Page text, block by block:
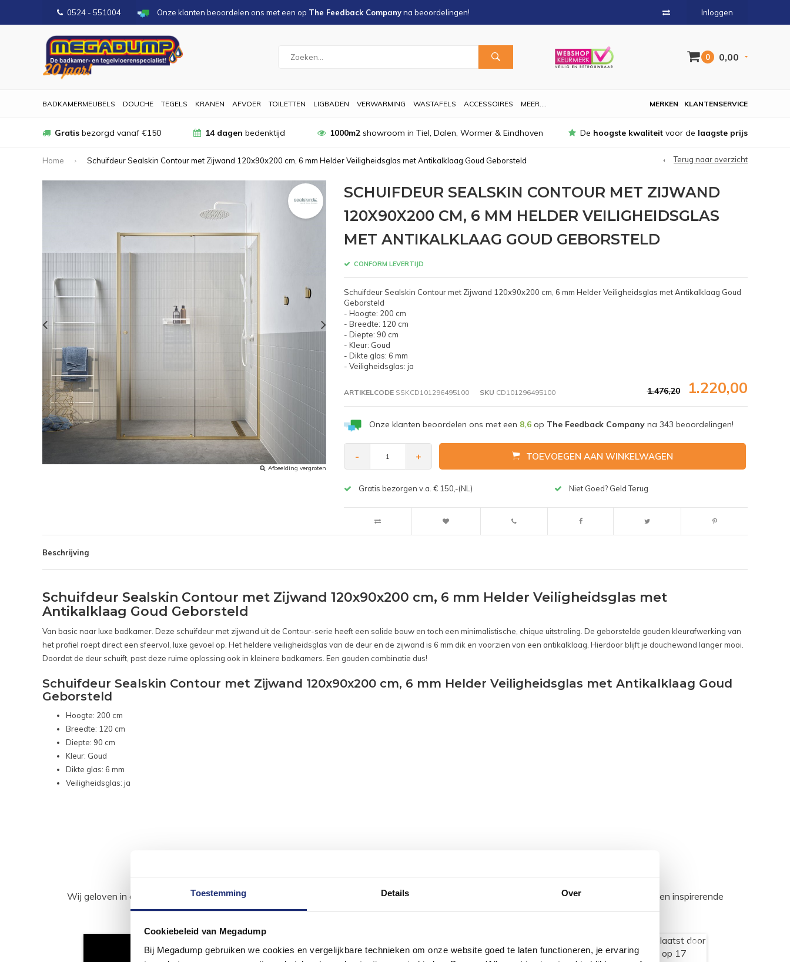
Toestemming Details Over
Cookiebeleid van Megadump
Bij Megadump gebruiken we cookies en vergelijkbare technieken om onze website goed te laten functioneren, je ervaring
0524 - 551004 Onze klanten beoordelen ons met een op The Feedback Companyna beoordelingen! Inloggen
0 0,00
BADKAMERMEUBELS DOUCHE TEGELS KRANEN AFVOER TOILETTEN LIGBADEN VERWARMING WASTAFELS ACCESSOIRES MEER.... KLANTENSERVICE
MERKEN
Gratis bezorgd vanaf €150 14 dagen bedenktijd 1000m2showroom in Tiel, Dalen, Wormer & Eindhoven De hoogste kwaliteit voor de laagste prijs
Home Schuifdeur Sealskin Contour met Zijwand 120x90x200 cm, 6 mm Helder Veiligheidsglas met Antikalklaag Goud Geborsteld Terug naar overzicht
Afbeelding vergroten
SCHUIFDEUR SEALSKIN CONTOUR MET ZIJWAND
120X90X200 CM, 6 MM HELDER VEILIGHEIDSGLAS
MET ANTIKALKLAAG GOUD GEBORSTELD
CONFORM LEVERTIJD
Schuifdeur Sealskin Contour met Zijwand 120x90x200 cm, 6 mm Helder Veiligheidsglas met Antikalklaag Goud
Geborsteld
- Hoogte: 200 cm
- Breedte: 120 cm
- Diepte: 90 cm
- Kleur: Goud
- Dikte glas: 6 mm
- Veiligheidsglas: ja
ARTIKELCODESSKCD101296495100 SKU CD101296495100 1.476,20 1.220,00
Onze klanten beoordelen ons met een 8,6op The Feedback Companyna 343 beoordelingen!
- + TOEVOEGEN AAN WINKELWAGEN
Gratis bezorgen v.a. € 150,-(NL) Niet Goed? Geld Terug
Beschrijving
Schuifdeur Sealskin Contour met Zijwand 120x90x200 cm, 6 mm Helder Veiligheidsglas met
Antikalklaag Goud Geborsteld
Van basic naar luxe badkamer. Deze schuifdeur met zijwand uit de Contour-serie heeft een solide bouw en toch een minimalistische, chique uitstraling. De geborstelde gouden kleurafwerking van
het profiel roept direct een sfeervol, luxe gevoel op. Het heldere veiligheidsglas van de deur en de zijwand is 6 mm dik en voorzien van een antikalklaag. Hierdoor blijft je douchewand langer mooi.
Doordat de deur schuift, past deze ruime oplossing ook in kleinere badkamers. Een gouden combinatie dus!
Schuifdeur Sealskin Contour met Zijwand 120x90x200 cm, 6 mm Helder Veiligheidsglas met Antikalklaag Goud
Geborsteld
Hoogte: 200 cm
Breedte: 120 cm
Diepte: 90 cm
Kleur: Goud
Dikte glas: 6 mm
Veiligheidsglas: ja
#mijndroombadkamer
Wij geloven in de kracht van delen. Deel jouw badkamer op Instagram met #mijndroombadkamer en tag @megadumpnl. Samen bouwen we een inspirerende